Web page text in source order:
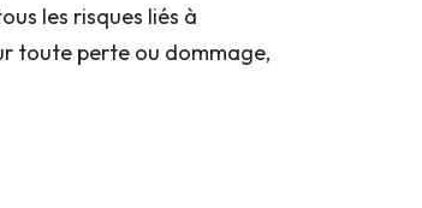
les risques liés à
toute perte ou dommage,